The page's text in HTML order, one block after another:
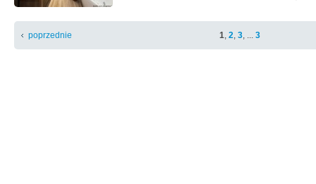
poprzednie 1, 2, 3, ... 3